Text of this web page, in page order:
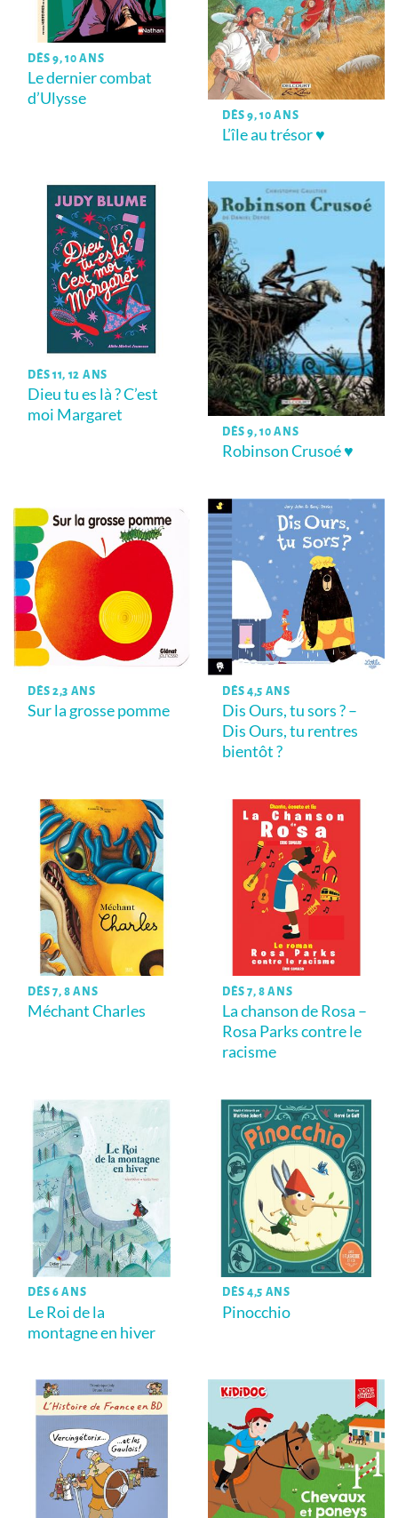
DÈS 9, 10 ANS
Le dernier combat
d’Ulysse
DÈS 9, 10 ANS
L’île au trésor ♥
DÈS 11, 12 ANS
Dieu tu es là ? C’est
moi Margaret
DÈS 9, 10 ANS
Robinson Crusoé ♥
DÈS 2,3 ANS
Sur la grosse pomme
DÈS 4,5 ANS
Dis Ours, tu sors ? –
Dis Ours, tu rentres
bientôt ?
DÈS 7, 8 ANS
Méchant Charles
DÈS 7, 8 ANS
La chanson de Rosa –
Rosa Parks contre le
racisme
DÈS 6 ANS
Le Roi de la
montagne en hiver
DÈS 4,5 ANS
Pinocchio